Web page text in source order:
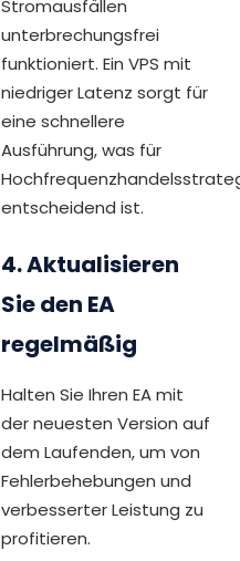
Stromausfällen
unterbrechungsfrei
funktioniert. Ein VPS mit
niedriger Latenz sorgt für
eine schnellere
Ausführung, was für
entscheidend ist.
4. Aktualisieren
Sie den EA
regelmäßig
Halten Sie Ihren EA mit
der neuesten Version auf
dem Laufenden, um von
Fehlerbehebungen und
verbesserter Leistung zu
profitieren.